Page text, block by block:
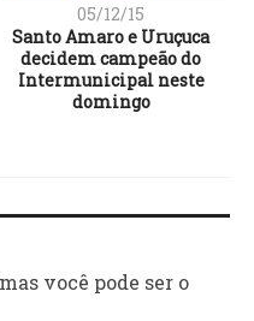
05/12/15
Santo Amaro e Uruçuca
decidem campeão do
Intermunicipal neste
domingo
você pode ser o